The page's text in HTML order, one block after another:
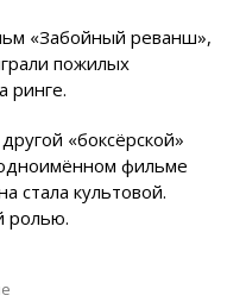
«Забойный реванш»,
пожилых
ринге.
«боксёрской»
фильме
стала культовой.
ролью.